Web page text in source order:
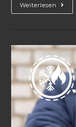
Weiterlesen